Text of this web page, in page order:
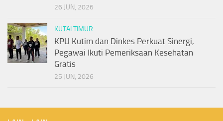
26 JUN, 2026
KUTAI TIMUR
KPU Kutim dan Dinkes Perkuat Sinergi,
Pegawai Ikuti Pemeriksaan Kesehatan
Gratis
25 JUN, 2026